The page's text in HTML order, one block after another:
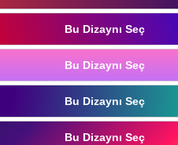
Bu Dizaynı Seç
Bu Dizaynı Seç
Bu Dizaynı Seç
Bu Dizaynı Seç